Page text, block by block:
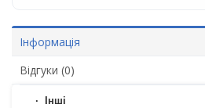
Інформація
Відгуки (0)
Iнші